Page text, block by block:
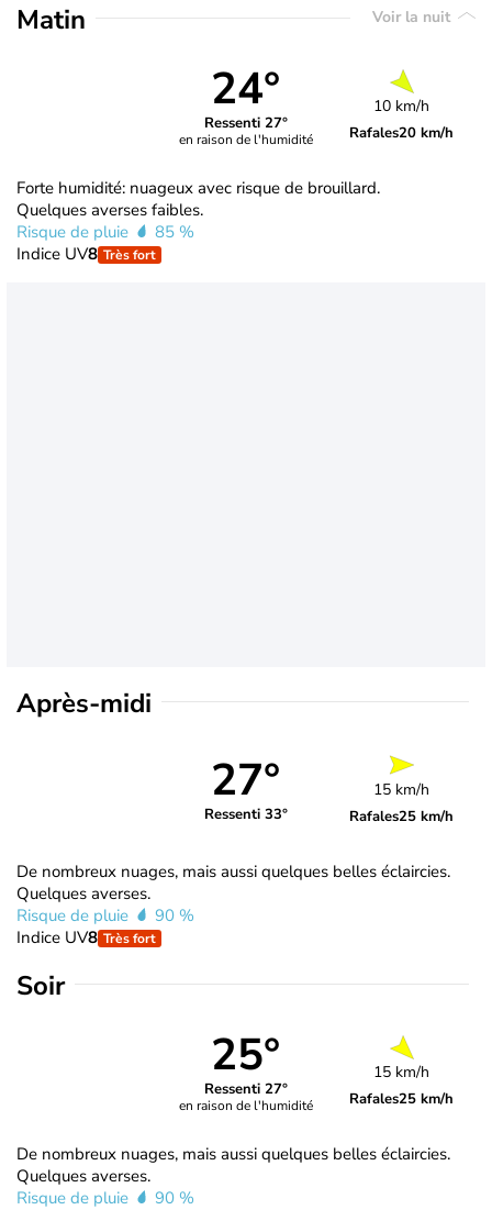
Matin Voir la nuit
24°
Ressenti 27°
en raison de l'humidité
10 km/h
Rafales20 km/h
Forte humidité: nuageux avec risque de brouillard.
Quelques averses faibles.
Risque de pluie
85 %
Indice UV8 Très fort
Après-midi
27°
Ressenti 33°
15 km/h
Rafales25 km/h
De nombreux nuages, mais aussi quelques belles éclaircies.
Quelques averses.
Risque de pluie
90 %
Indice UV8 Très fort
Soir
25°
Ressenti 27°
en raison de l'humidité
15 km/h
Rafales25 km/h
De nombreux nuages, mais aussi quelques belles éclaircies.
Quelques averses.
Risque de pluie
90 %